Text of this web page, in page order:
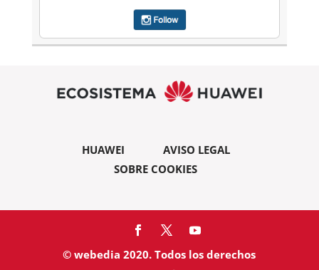
HUAWEI
AVISO LEGAL
SOBRE COOKIES
© webedia 2020. Todos los derechos